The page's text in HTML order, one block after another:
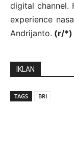
digital channel.
experience
Andrijanto. (r/*)
IKLAN
TAGS BRI